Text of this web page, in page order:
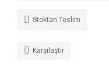
Stoktan Teslim
Karşılaştır